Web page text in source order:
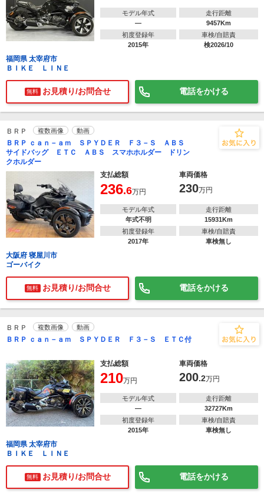
モデル年式
―
走行距離
9457Km
初度登録年
2015年
車検/自賠責
検2026/10
福岡県 太宰府市
ＢＩＫＥ ＬＩＮＥ
無料 お見積り/お問合せ 電話をかける
ＢＲＰ 複数画像 動画
ＢＲＰ ｃａｎ－ａｍ ＳＰＹＤＥＲ Ｆ３－Ｓ ＡＢＳ
サイドバッグ ＥＴＣ ＡＢＳ スマホホルダー ドリン
クホルダー
支払総額
車両価格
236.6万円 230万円
モデル年式
年式不明
走行距離
15931Km
初度登録年
2017年
車検/自賠責
車検無し
大阪府 寝屋川市
ゴーバイク
無料 お見積り/お問合せ 電話をかける
ＢＲＰ 複数画像 動画
ＢＲＰ ｃａｎ－ａｍ ＳＰＹＤＥＲ Ｆ３－Ｓ ＥＴＣ付
支払総額 車両価格
210万円 200.2万円
モデル年式
―
走行距離
32727Km
初度登録年
2015年
車検/自賠責
車検無し
福岡県 太宰府市
ＢＩＫＥ ＬＩＮＥ
無料 お見積り/お問合せ 電話をかける